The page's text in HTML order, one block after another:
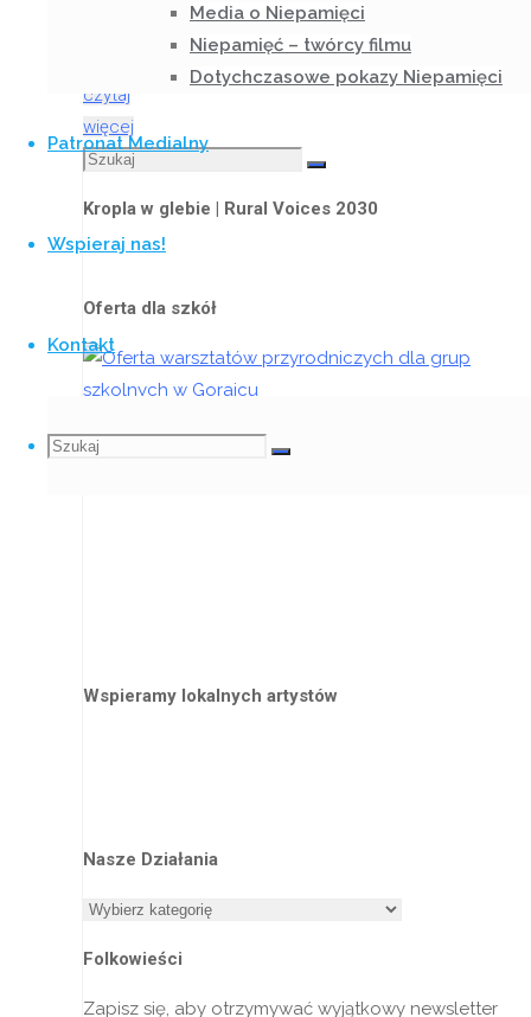
Media o Niepamięci
Niepamięć – twórcy filmu
Dotychczasowe pokazy Niepamięci
Patronat Medialny
Wspieraj nas!
Kontakt
Szukaj
Szukaj:
Szukaj
rozpoczęła
czytaj
więcej
Gaber
wariacja
na
Szukaj:
Szukaj
Kropla w glebie | Rural Voices 2030
Oferta dla szkół
Wspieramy lokalnych artystów
Nasze Działania
Nasze
Folkowieści
Zapisz się, aby otrzymywać wyjątkowy newsletter